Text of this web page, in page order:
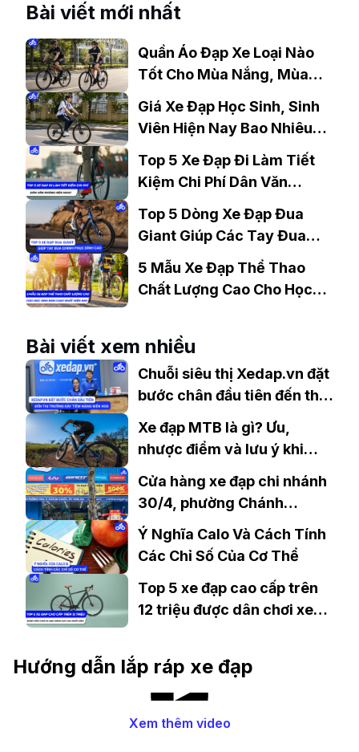
Bài viết mới nhất
Quần Áo Đạp Xe Loại Nào
Tốt Cho Mùa Nắng, Mùa
Mưa?
Giá Xe Đạp Học Sinh, Sinh
Viên Hiện Nay Bao Nhiêu?
Gợi Ý Mẫu Đáng Mua
Top 5 Xe Đạp Đi Làm Tiết
Kiệm Chi Phí Dân Văn
Phòng Nên Mua?
Top 5 Dòng Xe Đạp Đua
Giant Giúp Các Tay Đua
Chinh Phục Đỉnh Cao
5 Mẫu Xe Đạp Thể Thao
Chất Lượng Cao Cho Học
Bài viết xem nhiều
Chuỗi siêu thị Xedap.vn đặt
bước chân đầu tiên đến thị
trường đầy tiềm năng Biên
Hoà, Đồng Nai
Xe đạp MTB là gì? Ưu,
nhược điểm và lưu ý khi
Cửa hàng xe đạp chi nhánh
30/4, phường Chánh
Nghĩa, TP. Thủ Dầu 1
Ý Nghĩa Calo Và Cách Tính
Các Chỉ Số Của Cơ Thể
Top 5 xe đạp cao cấp trên
12 triệu được dân chơi xe
Hướng dẫn lắp ráp xe đạp
Xem thêm video